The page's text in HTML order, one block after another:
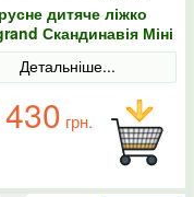
дитяче ліжко
Скандинавія Міні
(S 7010 R 90B) 80х200
Детальніше...
грн.